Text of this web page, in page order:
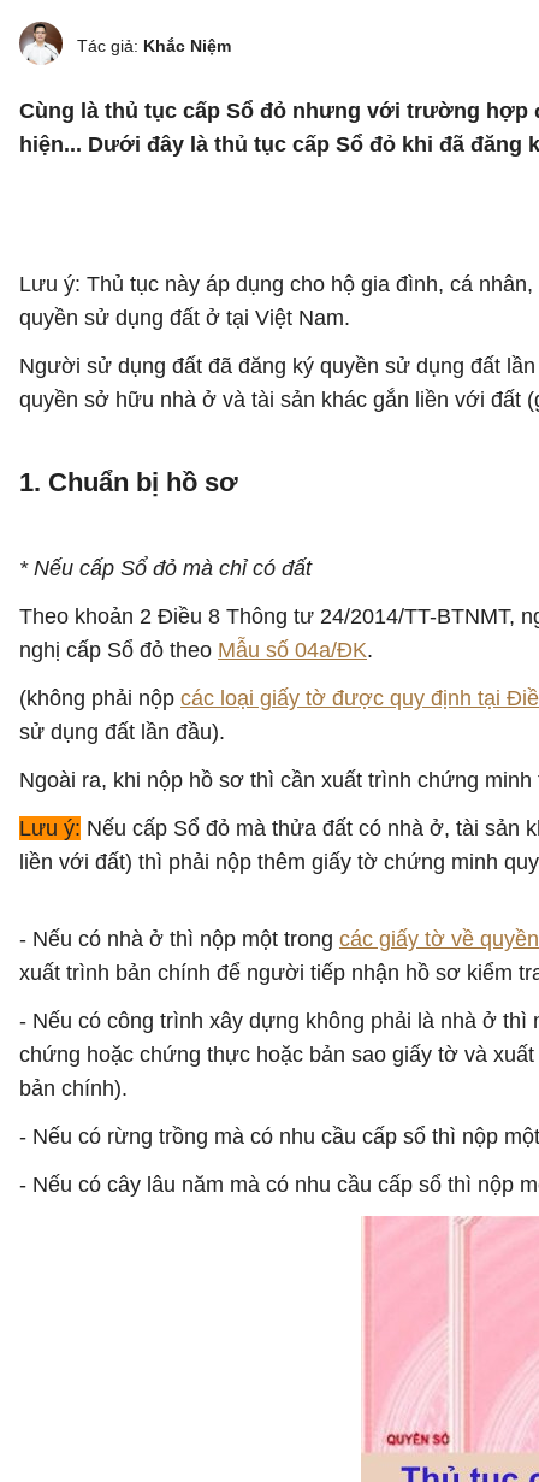
Tác giả: Khắc Niệm
Cùng là thủ tục cấp Sổ đỏ nhưng với trường
hiện... Dưới đây là thủ tục cấp Sổ đỏ khi đã đăng
Lưu ý: Thủ tục này áp dụng cho hộ gia đình, cá
quyền sử dụng đất ở tại Việt Nam.
Người sử dụng đất đã đăng ký quyền sử dụng đất
quyền sở hữu nhà ở và tài sản khác gắn liền với đất
1. Chuẩn bị hồ sơ
* Nếu cấp Sổ đỏ mà chỉ có đất
Theo khoản 2 Điều 8 Thông tư 24/2014/TT-BTNMT,
nghị cấp Sổ đỏ theo Mẫu số 04a/ĐK.
(không phải nộp các loại giấy tờ được quy định tại
sử dụng đất lần đầu).
Ngoài ra, khi nộp hồ sơ thì cần xuất trình chứng
Lưu ý: Nếu cấp Sổ đỏ mà thửa đất có nhà ở, tài sản
liền với đất) thì phải nộp thêm giấy tờ chứng minh
- Nếu có nhà ở thì nộp một trong các giấy tờ về
xuất trình bản chính để người tiếp nhận hồ sơ kiểm
- Nếu có công trình xây dựng không phải là nhà ở thì
chứng hoặc chứng thực hoặc bản sao giấy tờ và
bản chính).
- Nếu có rừng trồng mà có nhu cầu cấp sổ thì nộp
- Nếu có cây lâu năm mà có nhu cầu cấp sổ thì nộp